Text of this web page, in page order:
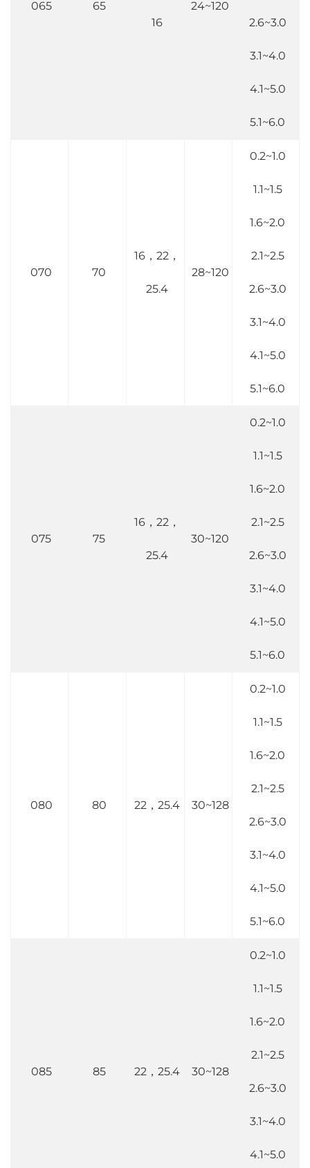
065
65
16
24~120
2.6~3.0
3.1~4.0
4.1~5.0
5.1~6.0
070 70
16，22，
25.4
28~120
0.2~1.0
1.1~1.5
1.6~2.0
2.1~2.5
2.6~3.0
3.1~4.0
4.1~5.0
5.1~6.0
075 75
16，22，
25.4
30~120
0.2~1.0
1.1~1.5
1.6~2.0
2.1~2.5
2.6~3.0
3.1~4.0
4.1~5.0
5.1~6.0
080 80 22，25.4 30~128
0.2~1.0
1.1~1.5
1.6~2.0
2.1~2.5
2.6~3.0
3.1~4.0
4.1~5.0
5.1~6.0
085 85 22，25.4 30~128
0.2~1.0
1.1~1.5
1.6~2.0
2.1~2.5
2.6~3.0
3.1~4.0
4.1~5.0